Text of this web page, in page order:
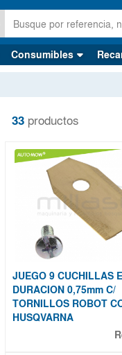
Consumibles
33productos
JUEGO 9 CUCHILLAS
DURACION 0,75mm C/
TORNILLOS ROBOT
HUSQVARNA